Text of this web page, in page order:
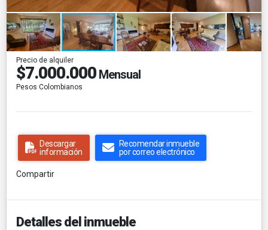
Precio de alquiler
$7.000.000 Mensual
Pesos Colombianos
Descargar
información
Recomendar inmueble
por correo electrónico
Compartir
Detalles del inmueble